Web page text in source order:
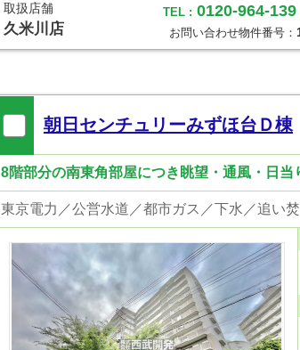
取扱店舗
久米川店
TEL : 0120-964-139
お問い合わせ物件番号：
朝日センチュリーみずほ台Ｄ棟
8階部分の南東角部屋につき眺望・通風・日